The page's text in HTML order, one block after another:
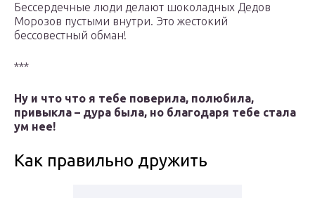
Бессердечные люди делают шоколадных Дедов
Морозов пустыми внутри. Это жестокий
бессовестный обман!
***
Ну и что что я тебе поверила, полюбила,
привыкла – дура была, но благодаря тебе стала
ум нее!
Как правильно дружить